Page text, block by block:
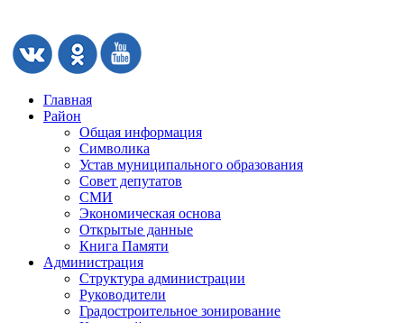
Главная
Район
Общая информация
Символика
Устав муниципального образования
Совет депутатов
СМИ
Экономическая основа
Открытые данные
Книга Памяти
Администрация
Структура администрации
Руководители
Градостроительное зонирование